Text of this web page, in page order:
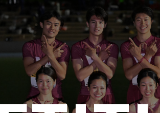
結果一覧